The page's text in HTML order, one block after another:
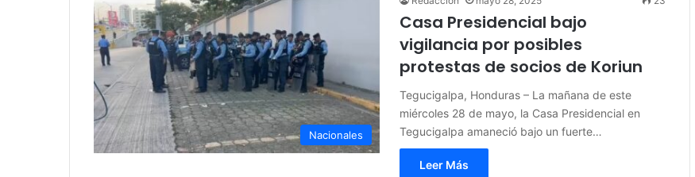
Nacionales
Casa Presidencial bajo
vigilancia por posibles
protestas de socios de Koriun
Tegucigalpa, Honduras – La mañana de este
miércoles 28 de mayo, la Casa Presidencial en
Tegucigalpa amaneció bajo un fuerte…
Leer Más